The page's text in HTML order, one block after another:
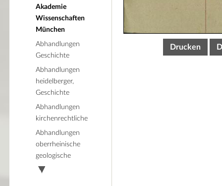
Drucken
Akademie
Wissenschaften
München
Abhandlungen
Geschichte
Abhandlungen
heidelberger,
Geschichte
Abhandlungen
kirchenrechtliche
Abhandlungen
oberrheinische
geologische